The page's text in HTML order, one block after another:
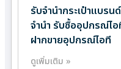
รับจำนำกระเป๋าแบร
จำนำ รับซื้ออุปกรณ์ไอ
ฝากขายอุปกรณ์ไอที
ดูเพิ่มเติม »